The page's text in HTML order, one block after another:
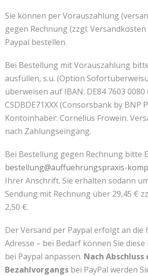
Sie können per Vorauszahlung
gegen Rechnung (zzgl.
Paypal bestellen.
Bei Bestellung mit Vorauszahlung
ausfüllen, s.u. (Option
überweisen auf IBAN: DE84 7603 0080
CSDBDE71XXX (Consorsbank by BNP
Kontoinhaber: Cornelius Frowein.
nach Zahlungseingang.
Bei Bestellung gegen Rechnung bitte
bestellung@auffuehrungspraxis-
Ihrer Anschrift. Sie erhalten sodann
Sendung mit Rechnung über 29,45 €
2,50 €.
Der Versand per Paypal erfolgt an die
Adresse – bei Bedarf können Sie
bei Paypal anpassen. Nach Abschluss
Bezahlvorgangs bei PayPal werden